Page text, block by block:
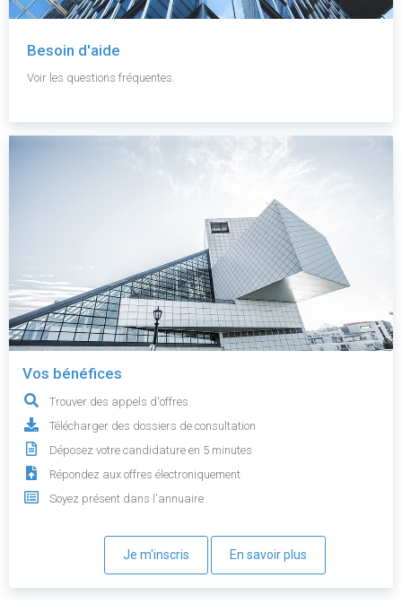
Besoin d'aide
Voir les questions fréquentes.
Vos bénéfices
Trouver des appels d'offres
Télécharger des dossiers de consultation
Déposez votre candidature en 5 minutes
Répondez aux offres électroniquement
Soyez présent dans l'annuaire
Je m'inscris En savoir plus